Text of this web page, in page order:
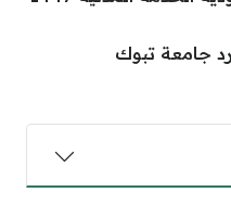
جامعة تبوك